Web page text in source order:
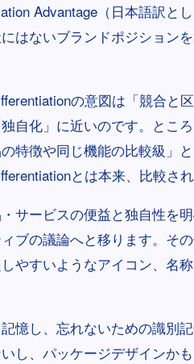
Advantage（日本語訳と
はないブランドポジション
の意図は「競合と
自化」に近いのです。とこ
の特徴や同じ機能の比較級」
とは本来、比較さ
サービスの便益と独自性を
ブの議論へと移ります。そ
やすいようなアイコン、名
憶し、忘れないための識別
し、パッケージデザインか